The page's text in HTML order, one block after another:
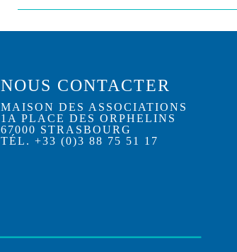
NOUS CONTACTER
MAISON DES ASSOCIATIONS
1A PLACE DES ORPHELINS
67000 STRASBOURG
TÉL. +33 (0)3 88 75 51 17